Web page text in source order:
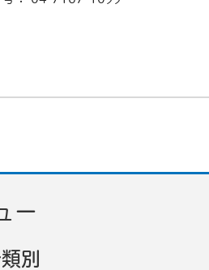
ー
別